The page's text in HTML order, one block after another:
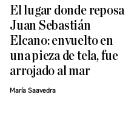
El lugar donde reposa
Juan Sebastián
Elcano: envuelto en
una pieza de tela, fue
arrojado al mar
María Saavedra